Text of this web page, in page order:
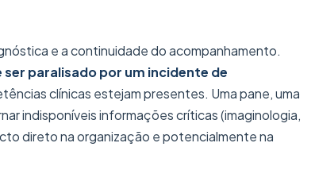
e a continuidade do acompanhamento.
paralisado por um incidente de
clínicas estejam presentes. Uma pane, uma
indisponíveis informações críticas (imaginologia,
direto na organização e potencialmente na